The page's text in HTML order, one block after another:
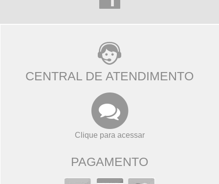
CENTRAL DE ATENDIMENTO
Clique para acessar
PAGAMENTO